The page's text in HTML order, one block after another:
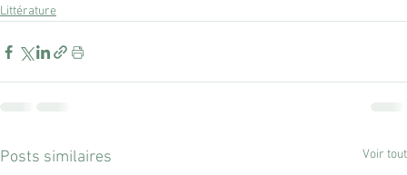
Littérature
Posts similaires Voir tout